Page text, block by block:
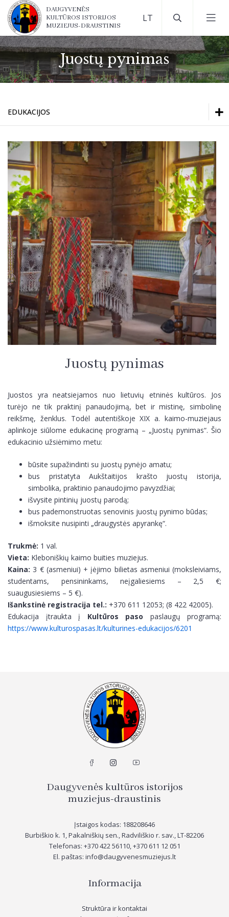
Edukacijos
Kontaktinės edukacijos
Kultūros pasas
Ekskursijos
Žygiai
DAUGYVENĖS
KULTŪROS ISTORIJOS
MUZIEJUS-DRAUSTINIS
Juostų pynimas
EDUKACIJOS
Edukacijos
Kontaktinės edukacijos
Kultūros pasas
Ekskursijos
Žygiai
Juostų pynimas
Juostos yra neatsiejamos nuo lietuvių etninės kultūros. Jos
turėjo ne tik praktinį panaudojimą, bet ir mistinę, simbolinę
reikšmę, ženklus. Todėl autentiškoje XIX a. kaimo-muziejaus
aplinkoje siūlome edukacinę programą – „Juostų pynimas“. Šio
edukacinio užsiėmimo metu:
būsite supažindinti su juostų pynėjo amatu;
bus pristatyta Aukštaitijos krašto juostų istorija,
simbolika, praktinio panaudojimo pavyzdžiai;
išvysite pintinių juostų parodą;
bus pademonstruotas senovinis juostų pynimo būdas;
išmoksite nusipinti „draugystės apyrankę“.
Trukmė: 1 val.
Vieta: Kleboniškių kaimo buities muziejus.
Kaina: 3 € (asmeniui) + įėjimo bilietas asmeniui (moksleiviams,
studentams, pensininkams, neįgaliesiems – 2,5 €;
suaugusiesiems – 5 €).
Išankstinė registracija tel.: +370 611 12053; (8 422 42005).
Edukacija įtraukta į Kultūros paso paslaugų programą:
https://www.kulturospasas.lt/kulturines-edukacijos/6201
Daugyvenės kultūros istorijos
muziejus-draustinis
Įstaigos kodas: 188208646
Burbiškio k. 1, Pakalniškių sen., Radviliškio r. sav., LT-82206
Telefonas: +370 422 56110, +370611 12 051
El. paštas: info@daugyvenesmuziejus.lt
Informacija
Struktūra ir kontaktai